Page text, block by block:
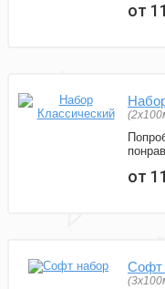
от
от
Софт